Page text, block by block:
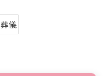
葬儀